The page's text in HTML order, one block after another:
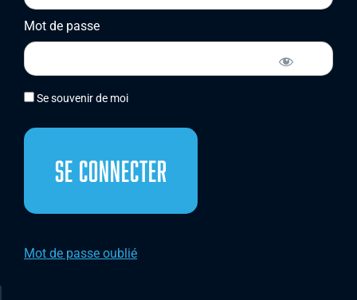
Mot de passe
Se souvenir de moi
Mot de passe oublié